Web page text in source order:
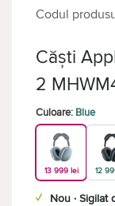
Codul
Căști
2
Culoare: Blue
13 999 lei 12
✓ Nou · Sigilat